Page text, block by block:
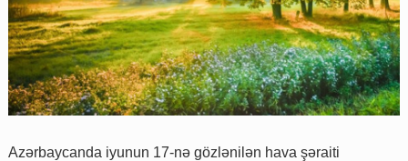
Azərbaycanda iyunun 17-nə gözlənilən hava şəraiti